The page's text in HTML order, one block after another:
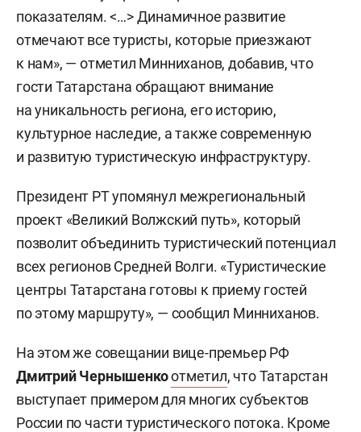
показателям. <…> Динамичное развитие
отмечают все туристы, которые приезжают
к нам», — отметил Минниханов, добавив, что
гости Татарстана обращают внимание
на уникальность региона, его историю,
культурное наследие, а также современную
и развитую туристическую инфраструктуру.
Президент РТ упомянул межрегиональный
проект «Великий Волжский путь», который
позволит объединить туристический потенциал
всех регионов Средней Волги. «Туристические
центры Татарстана готовы к приему гостей
по этому маршруту», — сообщил Минниханов.
На этом же совещании вице-премьер РФ
Дмитрий Чернышенкоотметил, что Татарстан
выступает примером для многих субъектов
России по части туристического потока. Кроме